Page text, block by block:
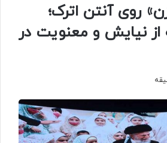
روی آنتن اترک؛
از نیایش و معنویت در